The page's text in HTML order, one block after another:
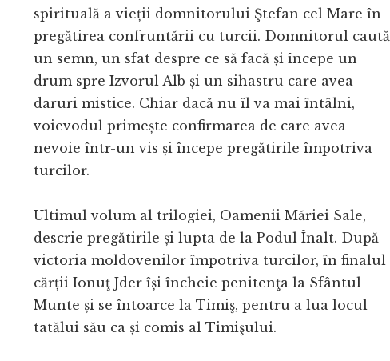
spirituală a vieții domnitorului Ştefan cel Mare în
pregătirea confruntării cu turcii. Domnitorul caută
un semn, un sfat despre ce să facă și începe un
drum spre Izvorul Alb și un sihastru care avea
daruri mistice. Chiar dacă nu îl va mai întâlni,
voievodul primește confirmarea de care avea
nevoie într-un vis și începe pregătirile împotriva
turcilor.
Ultimul volum al trilogiei, Oamenii Măriei Sale,
descrie pregătirile și lupta de la Podul Înalt. După
victoria moldovenilor împotriva turcilor, în finalul
cărții Ionuţ Jder își încheie penitenţa la Sfântul
Munte și se întoarce la Timiş, pentru a lua locul
tatălui său ca și comis al Timişului.